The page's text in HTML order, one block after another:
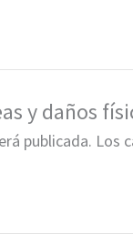
y daños
publicada. Los